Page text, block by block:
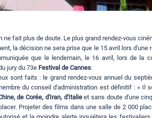
ne fait plus de doute. Le plus grand rendez-vous
la décision ne sera prise que le 15 avril lors
que le lendemain, le 16 avril, lors de la
jury du 73e Festival de Cannes.
sont faits : le grand rendez-vous annuel du
du conseil d'administration est définitif : « Il
de Corée, d'Iran, d'Italieet sans doute d'une
Projeter des films dans une salle de 2 000